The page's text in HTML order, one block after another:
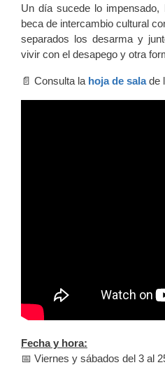
Un día sucede lo
beca de intercambio cultural
separados los desarma y
vivir con el desapego y otra
📄 Consulta la hoja de salade
Fecha y hora:
📅 Viernes y sábados del 3 al